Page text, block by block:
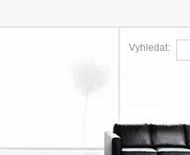
Vyhledat: